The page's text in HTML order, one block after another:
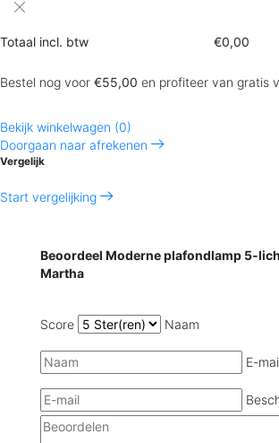
Totaal incl. btw €0,00
Bestel nog voor €55,00 en profiteer van gratis
Bekijk winkelwagen (0)
Doorgaan naar afrekenen
Vergelijk
Start vergelijking
Beoordeel Moderne plafondlamp 5-
Martha
Score Naam
E-